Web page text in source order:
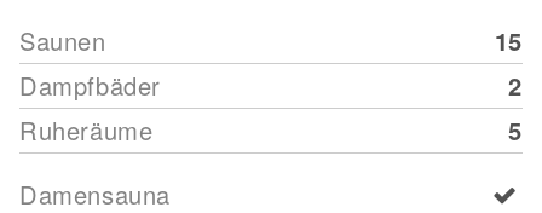
Saunen
15
Dampfbäder
2
Ruheräume
5
Damensauna